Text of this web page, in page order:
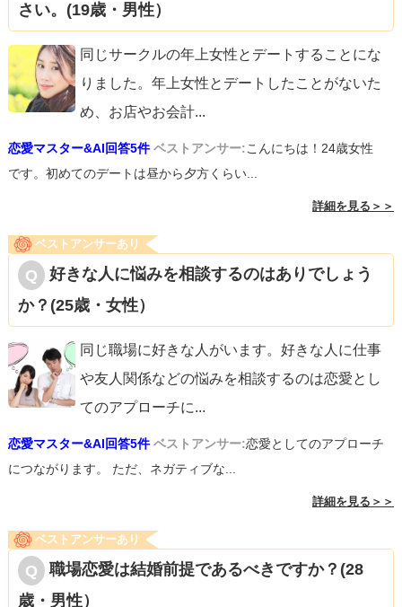
さい。(19歳・男性）
同じサークルの年上女性とデートすることにな
りました。年上女性とデートしたことがないた
め、お店やお会計...
恋愛マスター&AI回答5件 ベストアンサー:こんにちは！24歳女性
です。初めてのデートは昼から夕方くらい...
詳細を見る＞＞
ベストアンサーあり
好きな人に悩みを相談するのはありでしょう
か？(25歳・女性）
同じ職場に好きな人がいます。好きな人に仕事
や友人関係などの悩みを相談するのは恋愛とし
てのアプローチに...
恋愛マスター&AI回答5件 ベストアンサー:恋愛としてのアプローチ
につながります。 ただ、ネガティブな...
詳細を見る＞＞
ベストアンサーあり
職場恋愛は結婚前提であるべきですか？(28
歳・男性）